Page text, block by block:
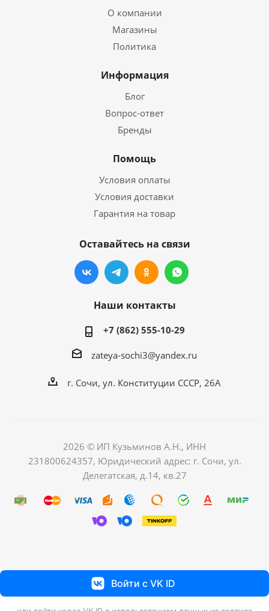
О компании
Магазины
Политика
Информация
Блог
Вопрос-ответ
Бренды
Помощь
Условия оплаты
Условия доставки
Гарантия на товар
Оставайтесь на связи
Наши контакты
+7 (862) 555-10-29
zateya-sochi3@yandex.ru
г. Сочи, ул. Конституции СССР, 26А
2026 © ИП Кузьминов А.Н., ИНН
231800624357, Юридический адрес: г. Сочи, ул.
Делегатская, д.14, кв.27
Войти с VK ID